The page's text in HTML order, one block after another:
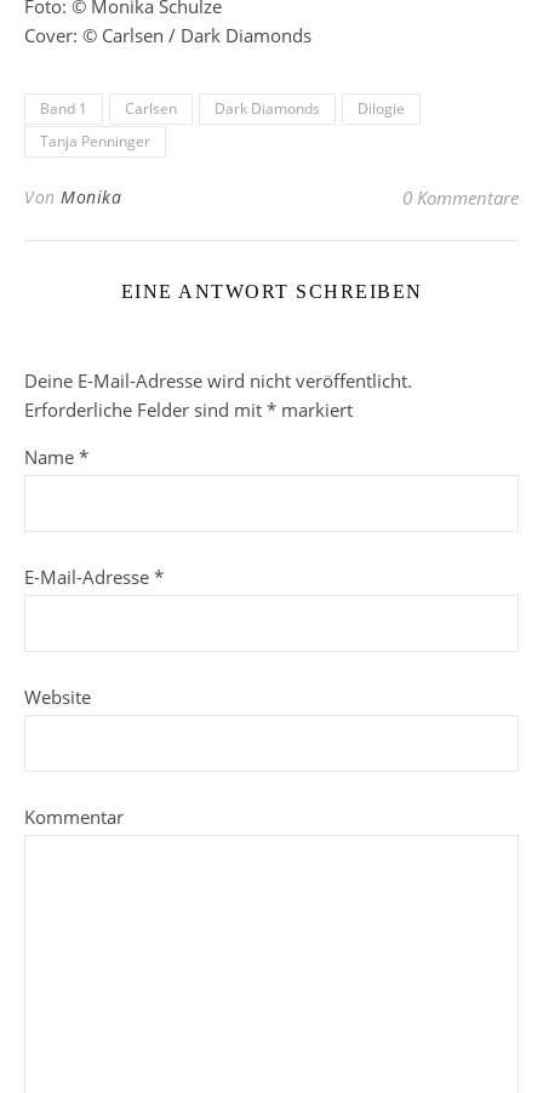
Foto: © Monika Schulze
Cover: © Carlsen / Dark Diamonds
Band 1 Carlsen Dark Diamonds
Dilogie
Tanja Penninger
Von Monika 0 Kommentare
EINE ANTWORT SCHREIBEN
Deine E-Mail-Adresse wird nicht veröffentlicht.
Erforderliche Felder sind mit * markiert
Name *
E-Mail-Adresse *
Website
Kommentar